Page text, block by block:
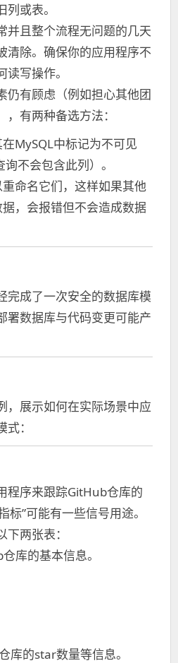
或表。
并且整个流程无问题的几天
清除。确保你的应用程序不
写操作。
仍有顾虑（例如担心其他团
有两种备选方法：
MySQL中标记为不可见
询不会包含此列）。
命名它们，这样如果其他
，会报错但不会造成数据
完成了一次安全的数据库模
署数据库与代码变更可能产
，展示如何在实际场景中应
：
程序来跟踪GitHub仓库的
标”可能有一些信号用途。
两张表：
库的基本信息。
库的star数量等信息。